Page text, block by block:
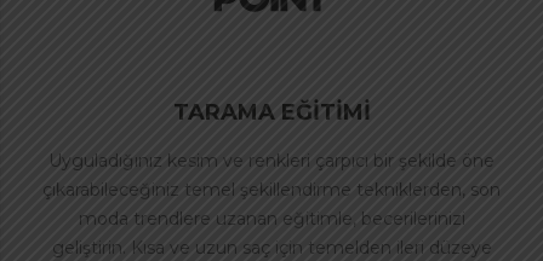
TARAMA EĞİTİMİ
Uyguladığınız kesim ve renkleri çarpıcı bir şekilde öne
çıkarabileceğiniz temel şekillendirme tekniklerden, son
moda trendlere uzanan eğitimle, becerilerinizi
geliştirin. Kısa ve uzun saç için temelden ileri düzeye